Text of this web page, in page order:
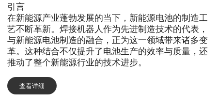
引言
在新能源产业蓬勃发展的当下，新能源电池的制造工
艺不断革新。焊接机器人作为先进制造技术的代表，
与新能源电池制造的融合，正为这一领域带来诸多变
革。这种结合不仅提升了电池生产的效率与质量，还
推动了整个新能源行业的技术进步。
查看详细